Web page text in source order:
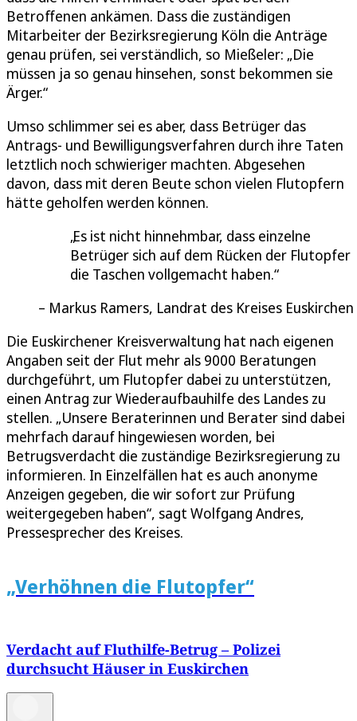
Betroffenen ankämen. Dass die zuständigen
Mitarbeiter der Bezirksregierung Köln die Anträge
genau prüfen, sei verständlich, so Mießeler: „Die
müssen ja so genau hinsehen, sonst bekommen sie
Ärger.“
Umso schlimmer sei es aber, dass Betrüger das
Antrags- und Bewilligungsverfahren durch ihre Taten
letztlich noch schwieriger machten. Abgesehen
davon, dass mit deren Beute schon vielen Flutopfern
hätte geholfen werden können.
Es ist nicht hinnehmbar, dass einzelne
Betrüger sich auf dem Rücken der Flutopfer
die Taschen vollgemacht haben.
Markus Ramers, Landrat des Kreises Euskirchen
Die Euskirchener Kreisverwaltung hat nach eigenen
Angaben seit der Flut mehr als 9000 Beratungen
durchgeführt, um Flutopfer dabei zu unterstützen,
einen Antrag zur Wiederaufbauhilfe des Landes zu
stellen. „Unsere Beraterinnen und Berater sind dabei
mehrfach darauf hingewiesen worden, bei
Betrugsverdacht die zuständige Bezirksregierung zu
informieren. In Einzelfällen hat es auch anonyme
Anzeigen gegeben, die wir sofort zur Prüfung
weitergegeben haben“, sagt Wolfgang Andres,
Pressesprecher des Kreises.
„Verhöhnen die Flutopfer“
Verdacht auf Fluthilfe-Betrug – Polizei
durchsucht Häuser in Euskirchen